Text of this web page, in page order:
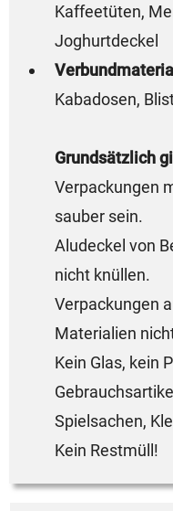
Kaffeetüten,
Joghurtdeckel
Kabadosen,
Grundsätzlich
Verpackungen
sauber sein.
Aludeckel von
nicht knüllen.
Verpackungen
Materialien
Kein Glas, kein
Spielsachen,
Kein Restmüll!